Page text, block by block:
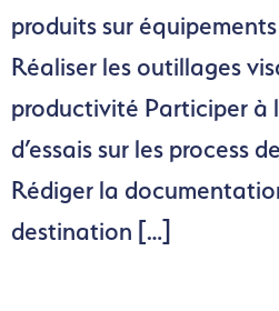
produits sur
Réaliser les outillages
productivité Participer à
d’essais sur les process
Rédiger la
destination […]